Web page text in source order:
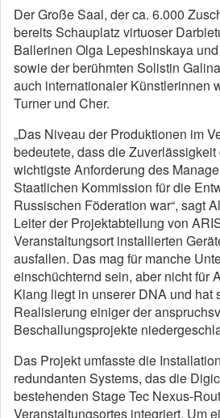
Der Große Saal, der ca. 6.000
bereits Schauplatz virtuoser
Ballerinen Olga Lepeshinskaya
sowie der berühmten Solistin
auch internationaler Künstlerinnen
Turner und Cher.
„Das Niveau der Produktionen im
bedeutete, dass die
wichtigste Anforderung des
Staatlichen Kommission für die
Russischen Föderation war“, sagt
Leiter der Projektabteilung von
Veranstaltungsort installierten
ausfallen. Das mag für manche
einschüchternd sein, aber nicht für
Klang liegt in unserer DNA und hat
Realisierung einiger der
Beschallungsprojekte
Das Projekt umfasste die
redundanten Systems, das die
bestehenden Stage Tec Nexus-
Veranstaltungsortes integriert. Um